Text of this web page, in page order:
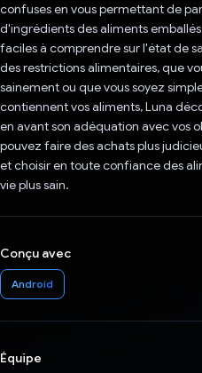
confuses en vous permettant de
d'ingrédients des aliments
faciles à comprendre sur l'état de
des restrictions alimentaires, que
sainement ou que vous soyez
contiennent vos aliments, Luna
en avant son adéquation avec vos
pouvez faire des achats plus
et choisir en toute confiance des
vie plus sain.
Conçu avec
Android
Équipe